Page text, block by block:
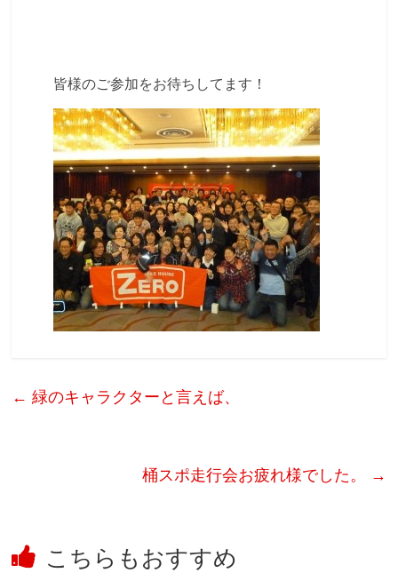
皆様のご参加をお待ちしてます！
← 緑のキャラクターと言えば、
桶スポ走行会お疲れ様でした。 →
こちらもおすすめ